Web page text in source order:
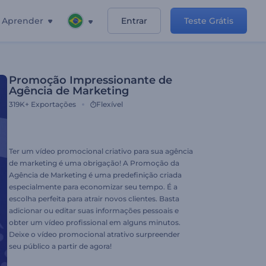
Aprender Entrar Teste Grátis
Promoção Impressionante de
Agência de Marketing
319K+ Exportações Flexível
Ter um vídeo promocional criativo para sua agência
de marketing é uma obrigação! A Promoção da
Agência de Marketing é uma predefinição criada
especialmente para economizar seu tempo. É a
escolha perfeita para atrair novos clientes. Basta
adicionar ou editar suas informações pessoais e
obter um vídeo profissional em alguns minutos.
Deixe o vídeo promocional atrativo surpreender
seu público a partir de agora!